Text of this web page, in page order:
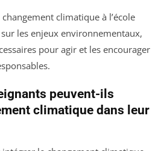
climatique à l’école
les enjeux environnementaux,
pour agir et les encourager
peuvent-ils
climatique dans leur